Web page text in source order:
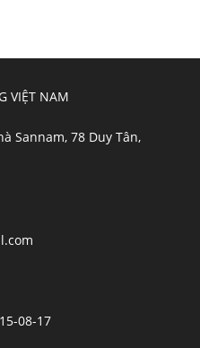
VIỆT NAM
Sannam, 78 Duy Tân,
08-17